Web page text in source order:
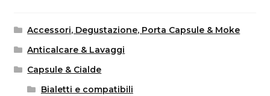
Accessori, Degustazione, Porta Capsule & Moke
Anticalcare & Lavaggi
Capsule & Cialde
Bialetti e compatibili